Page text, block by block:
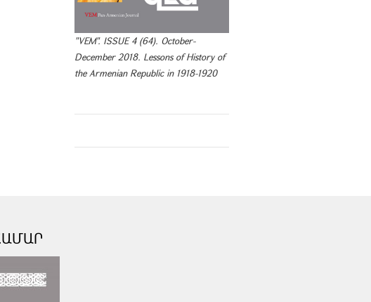
"VEM". ISSUE 4 (64). October-
December 2018. Lessons of History of
the Armenian Republic in 1918-1920